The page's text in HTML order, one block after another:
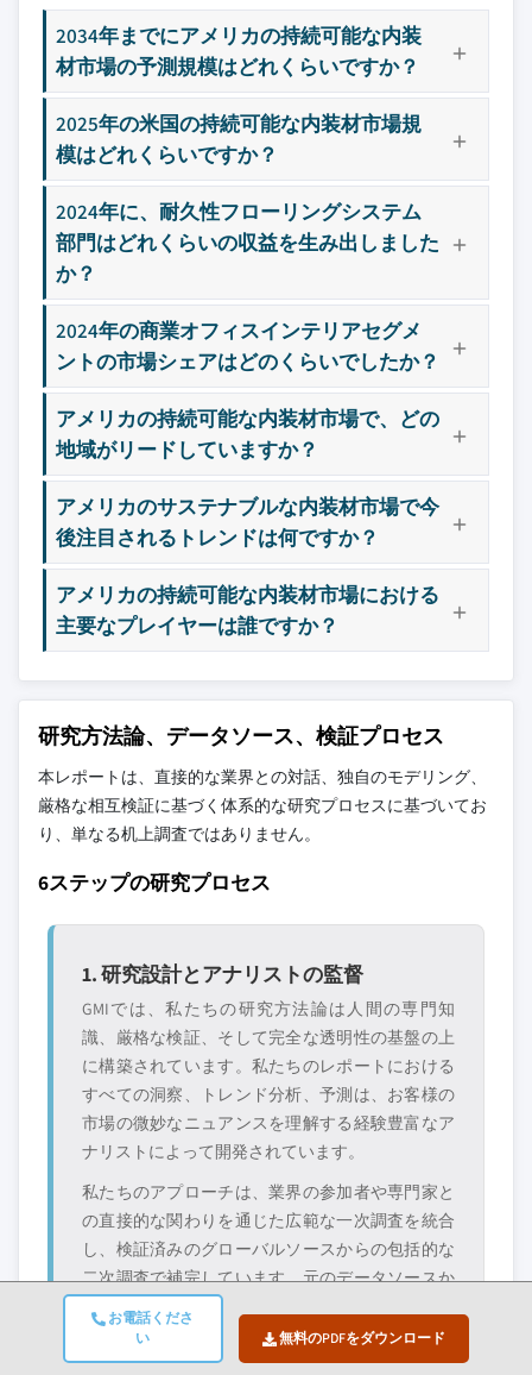
お電話くださ
い
無料のPDFをダウンロード
計を提供）
3.11.1 主要輸入国
3.11.2 主要輸出国
3.12 持続可能性と環境側面
3.12.1 持続可能な実践
3.12.2 廃棄物削減戦略
3.12.3 生産におけるエネルギー効率
3.12.4 環境に優しい取り組み
3.13 カーボンフットプリントの考慮
5.6.2 コルク・リノリウムシステム
5.7 リサイクル含有複合材
8.10 ライメックス・メタルズ・グループ
主要な競合他社が見当たりませんか？
このレポートに掲載されている企業は厳選さ
れたものであり、競合全体を網羅するもので
はありません。
当社の市場収益計算は、個別にプロファイル
されていないメーカー、販売業者、専門業者
を含む全地域の全プレイヤーを考慮したボト
ムアップ手法を採用しています。プロファイ
ルセクションは戦略的に重要なプレイヤーに
焦点を当てており、市場規模の範囲を定義す
るものではありません。
競合環境には以下も含まれる可能性があります
グローバルトップ
層に属さない地
域・国内限定のリ
ーダー企業
市場アクセスを支
配する販売代理店
やチャネルパート
ナー
新興の破壊的企
業、スタートアッ
界からの参入者
特定の用途やエン
ドユースに特化し
ー
無料カスタマイズ - レポート価値の最大
20%
特定のデータが必要ですか？カスタマイ
せた洞察を入手してください。
カスタマイズを依頼する →
2034年までにアメリカの持続可能な内装
材市場の予測規模はどれくらいですか？
2025年の米国の持続可能な内装材市場規
模はどれくらいですか？
2024年に、耐久性フローリングシステム
部門はどれくらいの収益を生み出しました
か？
2024年の商業オフィスインテリアセグメ
ントの市場シェアはどのくらいでしたか？
アメリカの持続可能な内装材市場で、どの
地域がリードしていますか？
アメリカのサステナブルな内装材市場で今
後注目されるトレンドは何ですか？
アメリカの持続可能な内装材市場における
主要なプレイヤーは誰ですか？
研究方法論、データソース、検証プロセス
本レポートは、直接的な業界との対話、独自のモデリング、
厳格な相互検証に基づく体系的な研究プロセスに基づいてお
り、単なる机上調査ではありません。
6ステップの研究プロセス
1. 研究設計とアナリストの監督
GMIでは、私たちの研究方法論は人間の専門知
識、厳格な検証、そして完全な透明性の基盤の上
に構築されています。私たちのレポートにおける
すべての洞察、トレンド分析、予測は、お客様の
市場の微妙なニュアンスを理解する経験豊富なア
ナリストによって開発されています。
私たちのアプローチは、業界の参加者や専門家と
の直接的な関わりを通じた広範な一次調査を統合
し、検証済みのグローバルソースからの包括的な
二次調査で補完しています。元のデータソースか
ら最終的な洞察までの完全なトレーサビリティを
維持しながら、信頼性の高い予測を提供するため
に定量化された影響分析を適用しています。